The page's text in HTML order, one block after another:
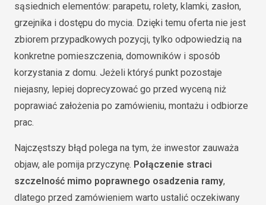
sąsiednich elementów: parapetu, rolety, klamki, zasłon,
grzejnika i dostępu do mycia. Dzięki temu oferta nie jest
zbiorem przypadkowych pozycji, tylko odpowiedzią na
konkretne pomieszczenia, domowników i sposób
korzystania z domu. Jeżeli któryś punkt pozostaje
niejasny, lepiej doprecyzować go przed wyceną niż
poprawiać założenia po zamówieniu, montażu i odbiorze
prac.
Najczęstszy błąd polega na tym, że inwestor zauważa
objaw, ale pomija przyczynę. Połączenie straci
szczelność mimo poprawnego osadzenia ramy,
dlatego przed zamówieniem warto ustalić oczekiwany